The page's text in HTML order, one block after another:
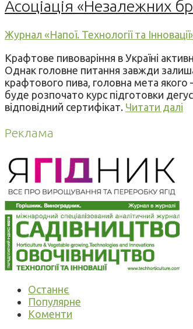
Асоціація «Незалежних
Журнал «Напої. Технології та
Крафтове пивоваріння в Україні
Однак головне питання завжди
крафтового пива, головна мета якого
буде розпочато курс підготовки
відповідний сертифікат. Читати далі
Реклама
Останнє
Популярне
Коменти